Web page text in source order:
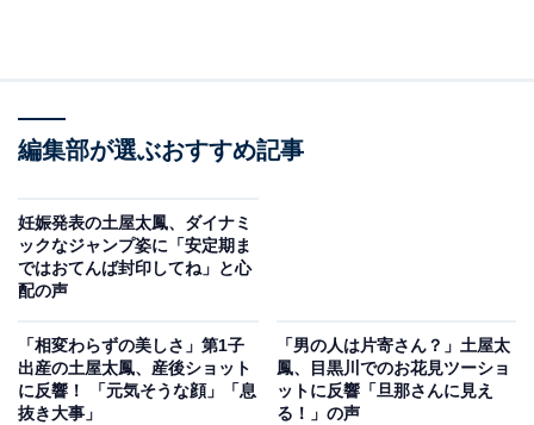
編集部が選ぶおすすめ記事
妊娠発表の土屋太鳳、ダイナミ
ックなジャンプ姿に「安定期ま
ではおてんば封印してね」と心
配の声
「相変わらずの美しさ」第1子
出産の土屋太鳳、産後ショット
に反響！ 「元気そうな顔」「息
抜き大事」
「男の人は片寄さん？」土屋太
鳳、目黒川でのお花見ツーショ
ットに反響「旦那さんに見え
る！」の声